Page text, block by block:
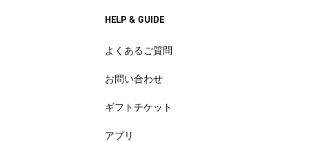
HELP & GUIDE
よくあるご質問
お問い合わせ
ギフトチケット
アプリ